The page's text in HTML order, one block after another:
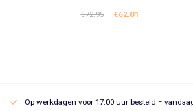
€72.95
Oorspronkelijke
€62.01
Op werkdagen voor 17.00 uur besteld =